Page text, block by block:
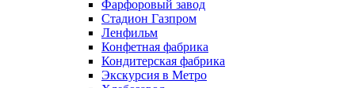
Фарфоровый завод
Стадион Газпром
Ленфильм
Конфетная фабрика
Кондитерская фабрика
Экскурсия в Метро